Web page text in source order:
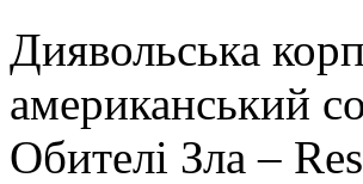
Диявольська
американський
Обителі Зла –